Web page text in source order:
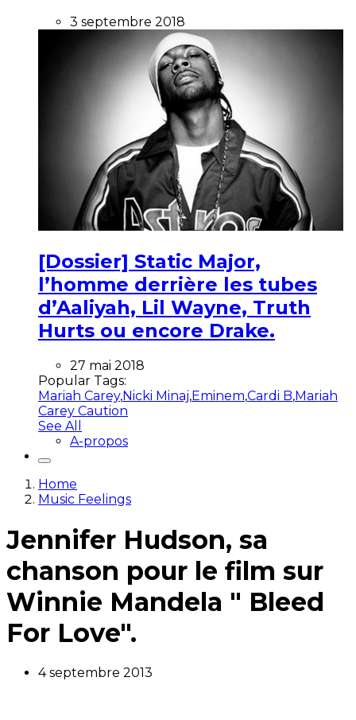
3 septembre 2018
[Dossier] Static Major,
l’homme derrière les tubes
d’Aaliyah, Lil Wayne, Truth
Hurts ou encore Drake.
27 mai 2018
Popular Tags:
Mariah Carey,Nicki Minaj,Eminem,Cardi B,Mariah
Carey Caution
See All
A-propos
Home
Music Feelings
Jennifer Hudson, sa
chanson pour le film sur
Winnie Mandela " Bleed
For Love".
4 septembre 2013